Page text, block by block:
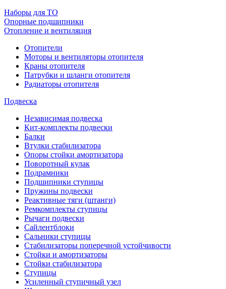
Наборы для ТО
Опорные подшипники
Отопление и вентиляция
Отопители
Моторы и вентиляторы отопителя
Краны отопителя
Патрубки и шланги отопителя
Радиаторы отопителя
Подвеска
Независимая подвеска
Кит-комплекты подвески
Балки
Втулки стабилизатора
Опоры стойки амортизатора
Поворотный кулак
Подрамники
Подшипники ступицы
Пружины подвески
Реактивные тяги (штанги)
Ремкомплекты ступицы
Рычаги подвески
Сайлентблоки
Сальники ступицы
Стабилизаторы поперечной устойчивости
Стойки и амортизаторы
Стойки стабилизатора
Ступицы
Усиленный ступичный узел